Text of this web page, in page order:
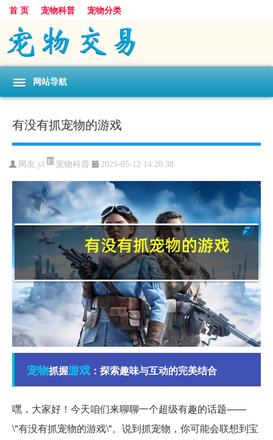
首 页 宠物科普 宠物分类
网站导航
有没有抓宠物的游戏
网友:yl 宠物科普 2025-05-12 14:20:38
宠物抓握游戏 ：探索趣味与互动的完美结合
嘿，大家好！今天咱们来聊聊一个超级有趣的话题——
\"有没有抓宠物的游戏\"。说到抓宠物，你可能会联想到宝